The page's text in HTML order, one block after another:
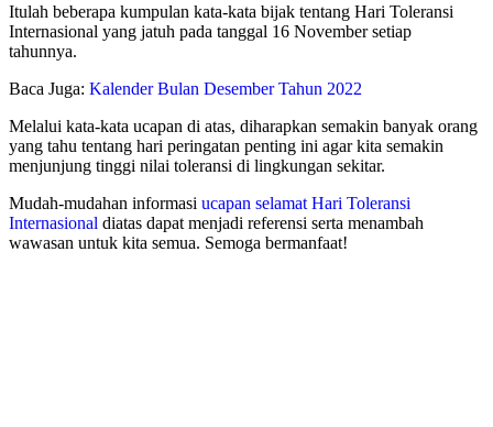
Itulah beberapa kumpulan kata-kata bijak tentang Hari Toleransi
Internasional yang jatuh pada tanggal 16 November setiap
tahunnya.
Baca Juga: Kalender Bulan Desember Tahun 2022
Melalui kata-kata ucapan di atas, diharapkan semakin banyak orang
yang tahu tentang hari peringatan penting ini agar kita semakin
menjunjung tinggi nilai toleransi di lingkungan sekitar.
Mudah-mudahan informasi ucapan selamat Hari Toleransi
Internasional diatas dapat menjadi referensi serta menambah
wawasan untuk kita semua. Semoga bermanfaat!